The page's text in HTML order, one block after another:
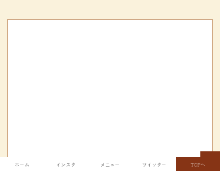
ホーム インスタ メニュー ツイッター TOPへ